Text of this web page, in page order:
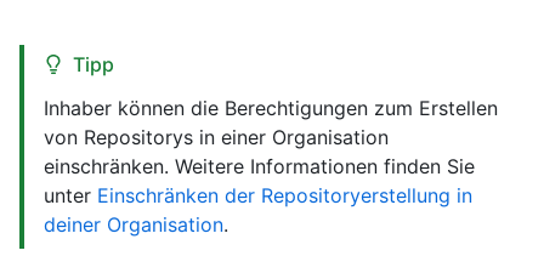
Tipp
Inhaber können die Berechtigungen zum Erstellen
von Repositorys in einer Organisation
einschränken. Weitere Informationen finden Sie
unter Einschränken der Repositoryerstellung in
deiner Organisation.